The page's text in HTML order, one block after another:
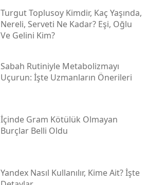
Turgut Toplusoy Kimdir, Kaç Yaşında,
Nereli, Serveti Ne Kadar? Eşi, Oğlu
Ve Gelini Kim?
Sabah Rutiniyle Metabolizmayı
Uçurun: İşte Uzmanların Önerileri
İçinde Gram Kötülük Olmayan
Burçlar Belli Oldu
Yandex Nasıl Kullanılır, Kime Ait? İşte